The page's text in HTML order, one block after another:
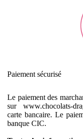
Paiement sécurisé
Le paiement des
sur www.chocolats-
carte bancaire. Le
banque CIC.